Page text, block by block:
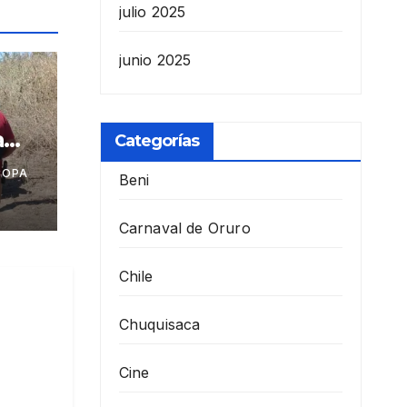
julio 2025
junio 2025
Categorías
Beni
Carnaval de Oruro
Chile
Chuquisaca
Cine